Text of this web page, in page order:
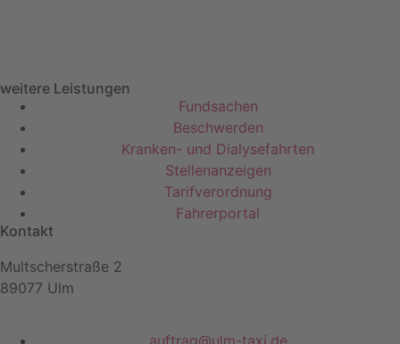
weitere Leistungen
Fundsachen
Beschwerden
Kranken- und Dialysefahrten
Stellenanzeigen
Tarifverordnung
Fahrerportal
Kontakt
Multscherstraße 2
89077 Ulm
auftrag@ulm-taxi.de